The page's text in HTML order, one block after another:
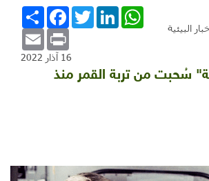
البيئية
انشر
FacebookTwitterLinkedInWhatsApp
Email Print
16 آذار 2022
سُحبت من تربة القمر منذ